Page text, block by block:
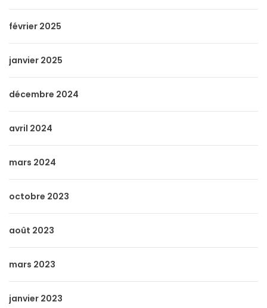
février 2025
janvier 2025
décembre 2024
avril 2024
mars 2024
octobre 2023
août 2023
mars 2023
janvier 2023